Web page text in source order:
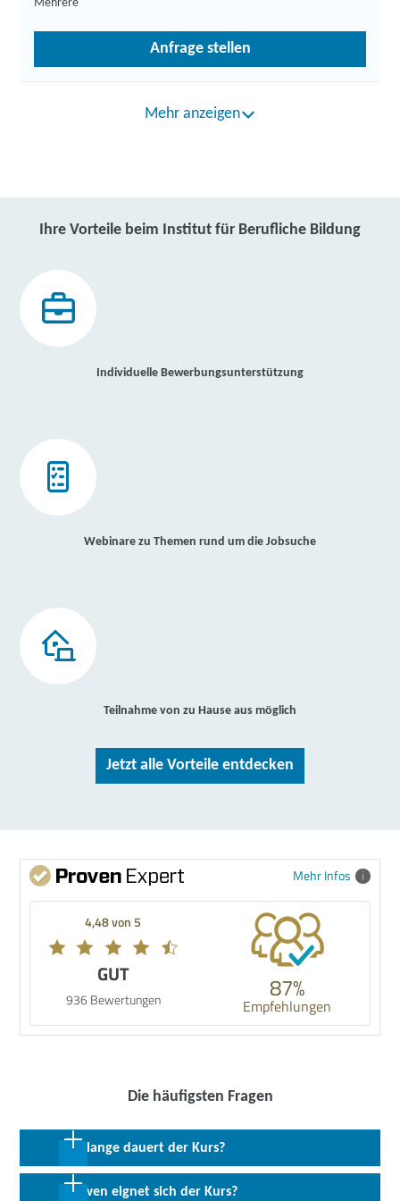
Mehrere
Anfrage stellen
Mehr anzeigen
Ihre Vorteile beim Institut für Berufliche Bildung
Individuelle Bewerbungsunterstützung
Webinare zu Themen rund um die Jobsuche
Teilnahme von zu Hause aus möglich
Jetzt alle Vorteile entdecken
Mehr Infos
4,48 von 5
GUT
936 Bewertungen 87%
Empfehlungen
Die häufigsten Fragen
Wie lange dauert der Kurs?
4 Wochen in Vollzeit; 8 Wochen in Teilzeit
Für wen eignet sich der Kurs?